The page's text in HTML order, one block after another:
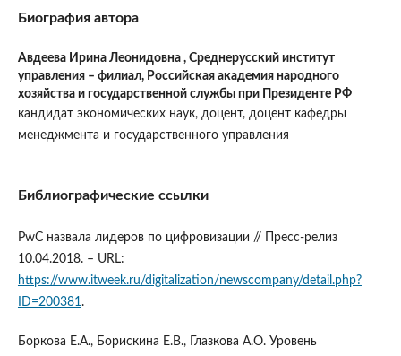
Биография автора
Авдеева Ирина Леонидовна , Среднерусский институт
управления – филиал, Российская академия народного
хозяйства и государственной службы при Президенте РФ
кандидат экономических наук, доцент, доцент кафедры
менеджмента и государственного управления
Библиографические ссылки
PwC назвала лидеров по цифровизации // Пресс-релиз
10.04.2018. – URL:
https://www.itweek.ru/digitalization/newscompany/detail.php?
ID=200381.
Боркова Е.А., Борискина Е.В., Глазкова А.О. Уровень